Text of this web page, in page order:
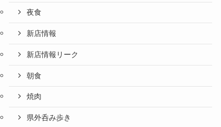
夜食
新店情報
新店情報リーク
朝食
焼肉
県外呑み歩き